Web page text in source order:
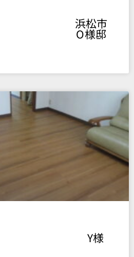
施工 浜松市
塚町 O様邸
3月施工
付 Y様